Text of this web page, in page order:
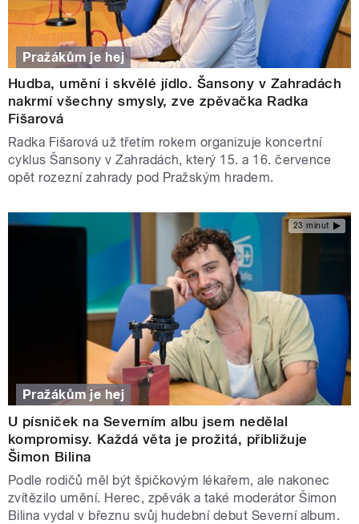
Pražákům je hej
Hudba, umění i skvělé jídlo. Šansony v Zahradách
nakrmí všechny smysly, zve zpěvačka Radka
Fišarová
Radka Fišarová už třetím rokem organizuje koncertní
cyklus Šansony v Zahradách, který 15. a 16. července
opět rozezní zahrady pod Pražským hradem.
23 minut
Pražákům je hej
U písniček na Severním albu jsem nedělal
kompromisy. Každá věta je prožitá, přibližuje
Šimon Bilina
Podle rodičů měl být špičkovým lékařem, ale nakonec
zvítězilo umění. Herec, zpěvák a také moderátor Šimon
Bilina vydal v březnu svůj hudební debut Severní album.